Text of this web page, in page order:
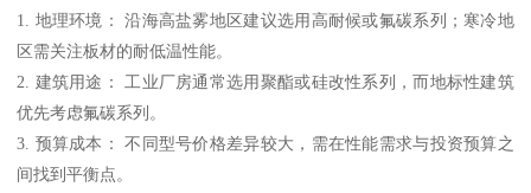
1. 地理环境： 沿海高盐雾地区建议选用高耐候或氟碳系列；寒冷地
区需关注板材的耐低温性能。
2. 建筑用途： 工业厂房通常选用聚酯或硅改性系列，而地标性建筑
优先考虑氟碳系列。
3. 预算成本： 不同型号价格差异较大，需在性能需求与投资预算之
间找到平衡点。